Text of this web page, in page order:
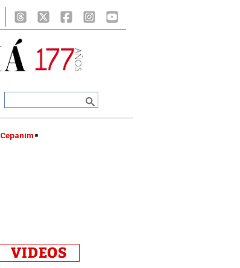
Cepanim
VIDEOS